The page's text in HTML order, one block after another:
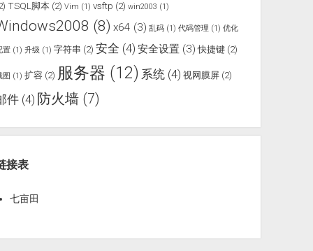
TSQL脚本 (2) Vim (1) vsftp (2) win2003 (1)
(8) x64 (3) 乱码 (1) 代码管理 (1) 优化
置 (1) 升级 (1) 字符串 (2) 安全 (4) 安全设置 (3) 快捷键 (2)
图 (1) 扩容 (2) 服务器 (12) 系统 (4) 视网膜屏 (2)
件 (4) 防火墙 (7)
接表
七亩田